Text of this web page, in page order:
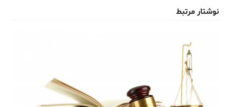
نوشتار مرتبط